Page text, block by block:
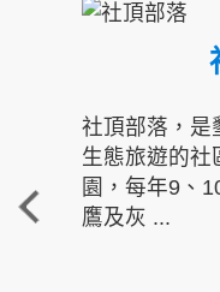
社頂部落，是
生態旅遊的社
園，每年9、
鷹及灰 ...